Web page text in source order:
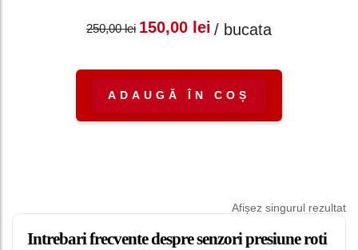
250,00lei
Prețul inițial a fost:
150,00 lei
Prețul curent
/ bucata
ADAUGĂ ÎN COȘ
Afișez singurul rezultat
Intrebari frecvente despre senzori presiune roti